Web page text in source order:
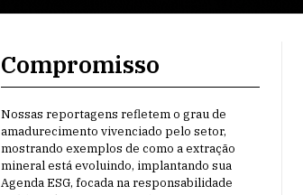
Compromisso
Nossas reportagens refletem o grau de
amadurecimento vivenciado pelo setor,
mostrando exemplos de como a extração
mineral está evoluindo, implantando sua
Agenda ESG, focada na responsabilidade